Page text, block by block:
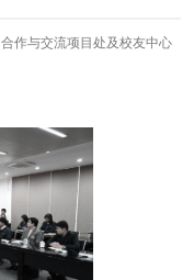
合作与交流项目处及校友中心